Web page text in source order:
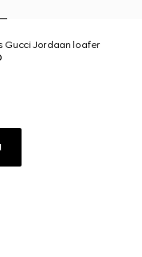
Gucci Jordaan loafer